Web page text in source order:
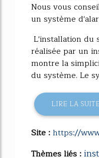
Nous vous
un système
L'installation du
réalisée par un
montre la
du système. Le
LIRE LA SUITE
Site :https://
Thèmes liés :